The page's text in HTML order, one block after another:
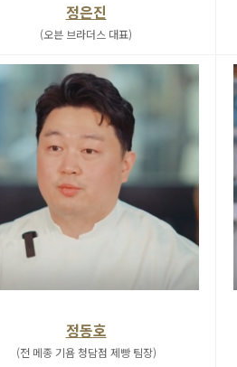
정은진
(오븐 브라더스 대표)
정동호
(전 메종 기욤 청담점 제빵 팀장)